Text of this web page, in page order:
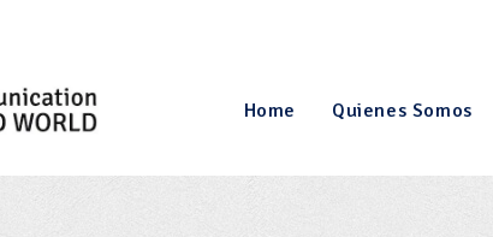
Home Quienes Somos